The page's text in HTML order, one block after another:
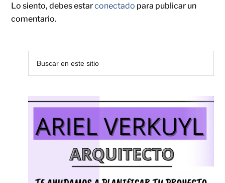
Lo siento, debes estarconectado para publicar un
comentario.